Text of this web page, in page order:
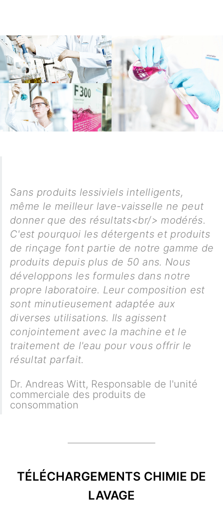
Sans produits lessiviels intelligents,
même le meilleur lave-vaisselle ne peut
donner que des résultats<br/> modérés.
C'est pourquoi les détergents et produits
de rinçage font partie de notre gamme de
produits depuis plus de 50 ans. Nous
développons les formules dans notre
propre laboratoire. Leur composition est
sont minutieusement adaptée aux
diverses utilisations. Ils agissent
conjointement avec la machine et le
traitement de l'eau pour vous offrir le
résultat parfait.
Dr. Andreas Witt, Responsable de l'unité
commerciale des produits de
consommation
TÉLÉCHARGEMENTS CHIMIE DE
LAVAGE